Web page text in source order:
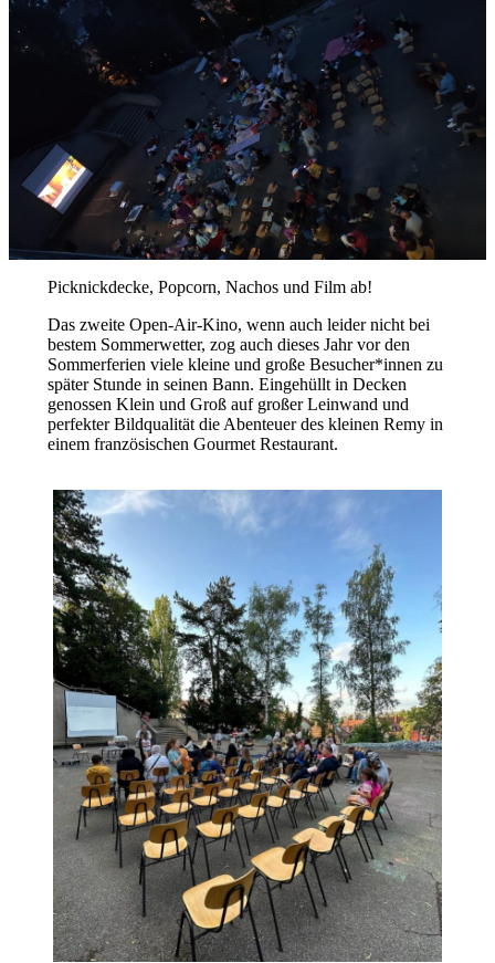
Picknickdecke, Popcorn, Nachos und Film ab!
Das zweite Open-Air-Kino, wenn auch leider nicht bei
bestem Sommerwetter, zog auch dieses Jahr vor den
Sommerferien viele kleine und große Besucher*innen zu
später Stunde in seinen Bann. Eingehüllt in Decken
genossen Klein und Groß auf großer Leinwand und
perfekter Bildqualität die Abenteuer des kleinen Remy in
einem französischen Gourmet Restaurant.